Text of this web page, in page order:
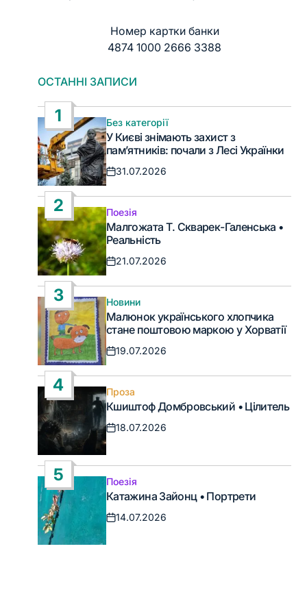
Номер картки банки
4874 1000 2666 3388
ОСТАННІ ЗАПИСИ
1
Опублікувати
у
Без категорії
У Києві знімають захист з
пам’ятників: почали з Лесі Українки
Дата
31.07.2026
2
Опублікувати
у
Поезія
Малгожата Т. Скварек-Галенська •
Реальність
Дата
21.07.2026
3
Опублікувати
у
Новини
Малюнок українського хлопчика
стане поштовою маркою у Хорватії
Дата
19.07.2026
4
Опублікувати
у
Проза
Кшиштоф Домбровський • Цілитель
Дата
запису
18.07.2026
5
Опублікувати
у
Поезія
Катажина Зайонц • Портрети
Дата
14.07.2026